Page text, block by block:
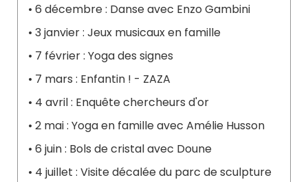
• 6 décembre : Danse avec Enzo Gambini
• 3 janvier : Jeux musicaux en famille
• 7 février : Yoga des signes
• 7 mars : Enfantin ! - ZAZA
• 4 avril : Enquête chercheurs d'or
• 2 mai : Yoga en famille avec Amélie Husson
• 6 juin : Bols de cristal avec Doune
• 4 juillet : Visite décalée du parc de sculpture